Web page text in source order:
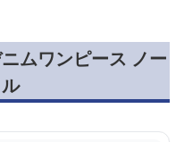
ムワンピース ノー